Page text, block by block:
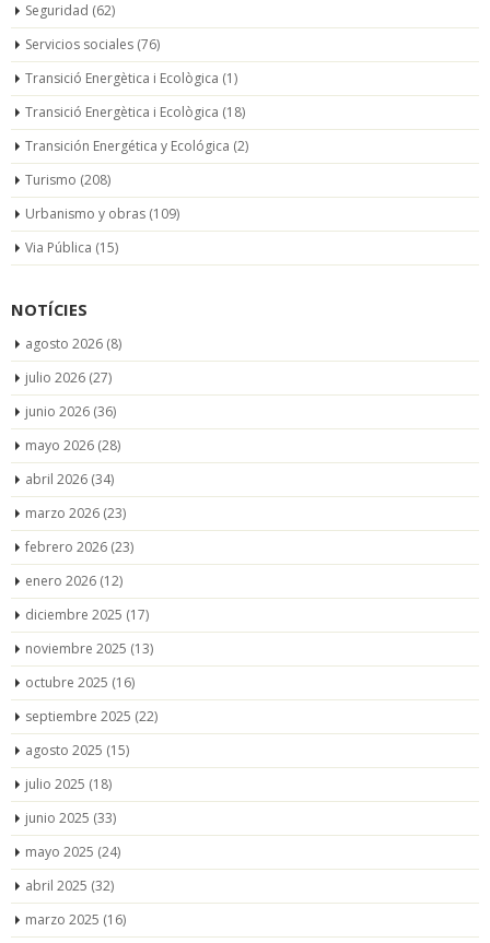
Seguridad (62)
Servicios sociales (76)
Transició Energètica i Ecològica (1)
Transició Energètica i Ecològica (18)
Transición Energética y Ecológica (2)
Turismo (208)
Urbanismo y obras (109)
Via Pública (15)
NOTÍCIES
agosto 2026 (8)
julio 2026 (27)
junio 2026 (36)
mayo 2026 (28)
abril 2026 (34)
marzo 2026 (23)
febrero 2026 (23)
enero 2026 (12)
diciembre 2025 (17)
noviembre 2025 (13)
octubre 2025 (16)
septiembre 2025 (22)
agosto 2025 (15)
julio 2025 (18)
junio 2025 (33)
mayo 2025 (24)
abril 2025 (32)
marzo 2025 (16)